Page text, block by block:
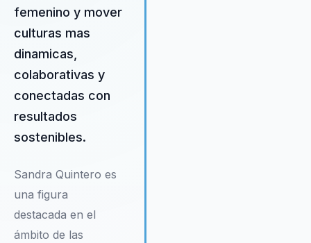
femenino y mover
culturas mas
dinamicas,
colaborativas y
conectadas con
resultados
sostenibles.
Sandra Quintero es
una figura
destacada en el
ámbito de las